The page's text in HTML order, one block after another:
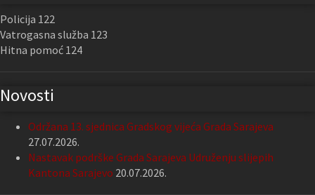
Policija 122
Vatrogasna služba 123
Hitna pomoć 124
Novosti
Održana 13. sjednica Gradskog vijeća Grada Sarajeva
27.07.2026.
Nastavak podrške Grada Sarajeva Udruženju slijepih
Kantona Sarajevo 20.07.2026.